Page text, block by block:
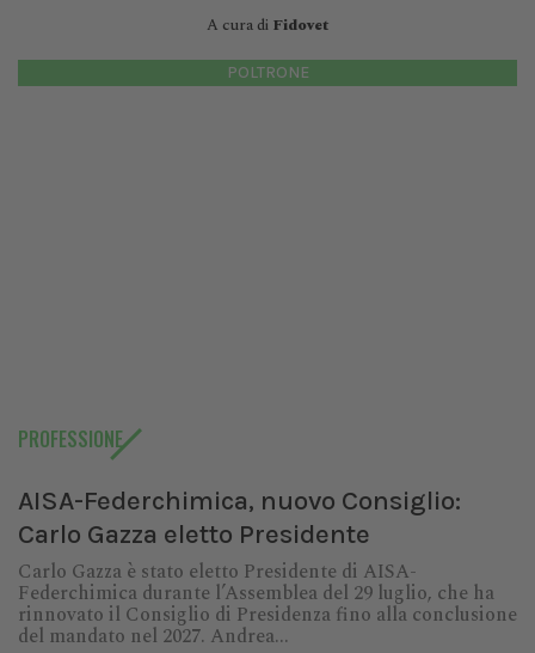
A cura di Fidovet
POLTRONE
PROFESSIONE
AISA-Federchimica, nuovo Consiglio:
Carlo Gazza eletto Presidente
Carlo Gazza è stato eletto Presidente di AISA-
Federchimica durante l’Assemblea del 29 luglio, che ha
rinnovato il Consiglio di Presidenza fino alla conclusione
del mandato nel 2027. Andrea...